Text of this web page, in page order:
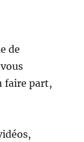
de
faire part,